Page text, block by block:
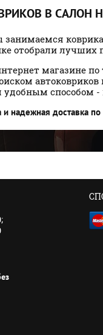
В САЛОН
отобрали лучших
магазине по
способом
надежная доставка по
;